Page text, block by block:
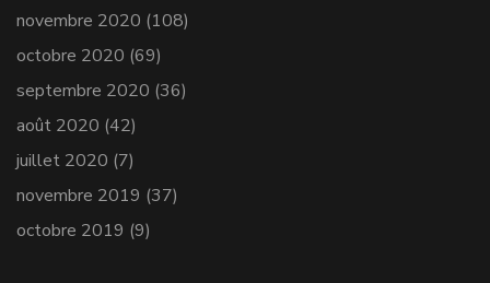
novembre 2020 (108)
octobre 2020 (69)
septembre 2020 (36)
août 2020 (42)
juillet 2020 (7)
novembre 2019 (37)
octobre 2019 (9)